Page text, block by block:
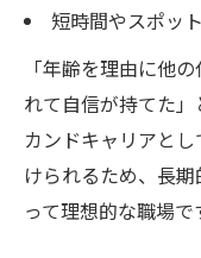
短時間やスポッ
「年齢を理由に他
れて自信が持てた
カンドキャリアと
けられるため、長
って理想的な職場で